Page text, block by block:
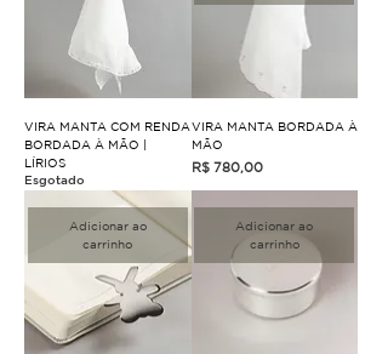
VIRA MANTA COM RENDA
BORDADA À MÃO |
LÍRIOS
Esgotado
VIRA MANTA BORDADA À
MÃO
Preço
R$ 780,00
Adicionar ao
carrinho
Adicionar ao
carrinho